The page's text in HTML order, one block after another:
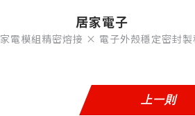
居家電子
家電模組精密熔接 × 電子外殼穩定密封製
上一則